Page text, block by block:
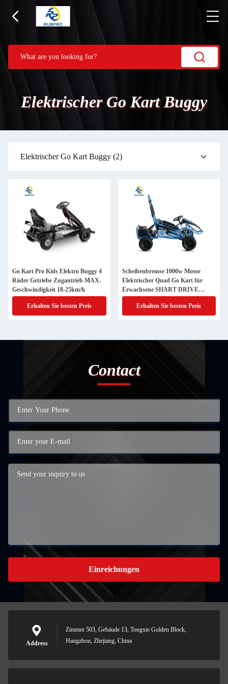
Elektrischer Go Kart Buggy
Elektrischer Go Kart Buggy (2)
Go Kart Pro Kids Elektro Buggy 4
Räder Getriebe Zugantrieb MAX-
Geschwindigkeit 18-25km/h
Erhalten Sie besten Preis
Scheibenbremse 1000w Motor
Elektrischer Quad Go Kart für
Erwachsene SHART DRIVE
Professionelle Serie
Erhalten Sie besten Preis
Contact
Einreichungen
Address
Zimmer 503, Gebäude 13, Tongxie Golden Block,
Hangzhou, Zhejiang, China